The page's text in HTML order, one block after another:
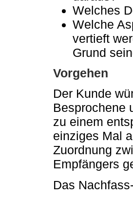
Welches
Welche
vertieft
Grund
Vorgehen
Der Kunde
Besprochene
zu einem
einziges Mal
Zuordnung
Empfängers
Das